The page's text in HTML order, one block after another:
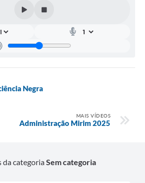
Negra
MAIS VÍDEOS
Administração Mirim 2025
da categoriaSem categoria